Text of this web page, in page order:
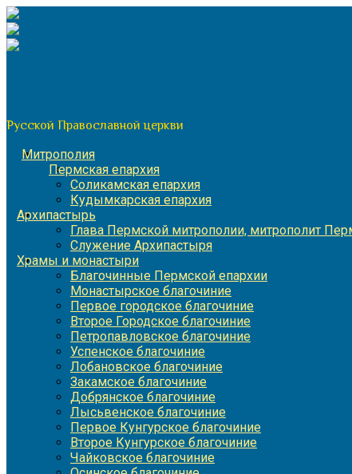
Перейти
к
содержимому
Русской Православной церкви
Митрополия
Пермская епархия
Соликамская епархия
Кудымкарская епархия
Архипастырь
Глава Пермской митрополии, митрополит
Служение Архипастыря
Храмы и монастыри
Благочинные Пермской епархии
Монастырское благочиние
Первое городское благочиние
Второе Городское благочиние
Петропавловское благочиние
Успенское благочиние
Лобановское благочиние
Закамское благочиние
Добрянское благочиние
Лысьвенское благочиние
Первое Кунгурское благочиние
Второе Кунгурское благочиние
Чайковское благочиние